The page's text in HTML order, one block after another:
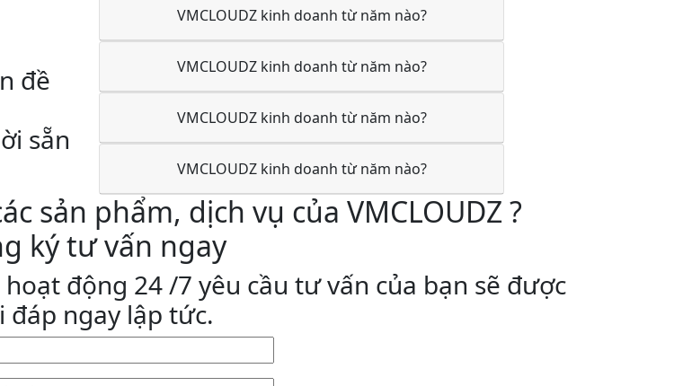
đề
sẵn
VMCLOUDZ kinh doanh từ năm nào?
VMCLOUDZ kinh doanh từ năm nào?
VMCLOUDZ kinh doanh từ năm nào?
VMCLOUDZ kinh doanh từ năm nào?
sản phẩm, dịch vụ của VMCLOUDZ ?
ký tư vấn ngay
động 24 /7 yêu cầu tư vấn của bạn sẽ được
đáp ngay lập tức.